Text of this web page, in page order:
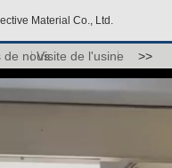
Material Co., Ltd.
de nousVisite de l'usine >>